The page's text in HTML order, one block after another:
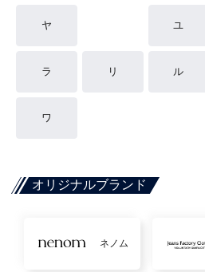
ヤ ユ
ラ リ ル
ワ
オリジナルブランド
ネノム